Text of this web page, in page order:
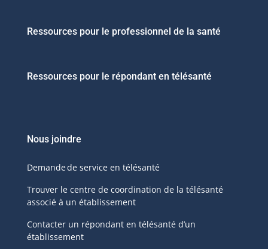
Ressources pour le professionnel de la santé
Ressources pour le répondant en télésanté
Nous joindre
Demande de service en télésanté
Trouver le centre de coordination de la télésanté
associé à un établissement
Contacter un répondant en télésanté d’un
établissement